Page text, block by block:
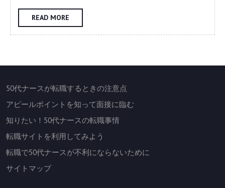
が
利
な
ら
な
い
た
READ MORE
MORE
50代ナースが転職するときの注意点
アピールポイントを知って面接に臨む
知りたい！50代ナースの転職事情
転職サイトを利用してみよう
転職で50代ナースが不利にならないために
サイトマップ